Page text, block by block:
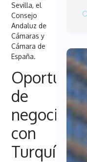
Sevilla, el
Consejo
Andaluz de
Cámaras y
Cámara de
España.
de
negocio
con
Turquía